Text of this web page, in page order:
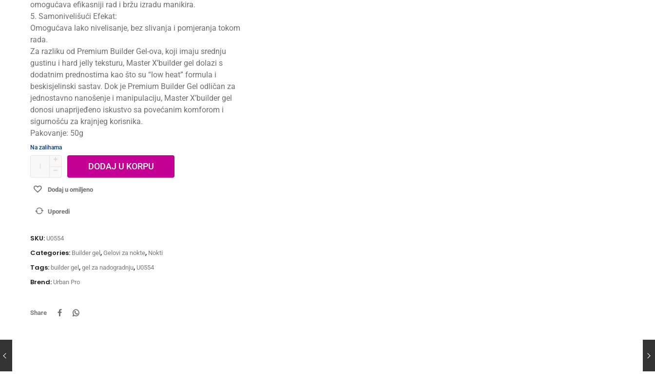
omogućava efikasniji rad i bržu izradu manikira.
5. Samonivelišući Efekat:
Omogućava lako nivelisanje, bez slivanja i pomjeranja tokom
rada.
Za razliku od Premium Builder Gel-ova, koji imaju srednju
gustinu i hard jelly teksturu, Master X’builder gel dolazi s
dodatnim prednostima kao što su “low heat” formula i
beskisjelinski sastav. Dok je Premium Builder Gel odličan za
jednostavno nanošenje i manipulaciju, Master X’builder gel
donosi unaprijeđeno iskustvo sa povećanim komforom i
sigurnošću za krajnjeg korisnika.
Pakovanje: 50g
Na zalihama
DODAJ U KORPU
Dodaj u omiljeno
Uporedi
SKU: U0554
Categories: Builder gel , Gelovi za nokte, Nokti
Tags: builder gel , gel za nadogradnju, U0554
Brend: Urban Pro
Share